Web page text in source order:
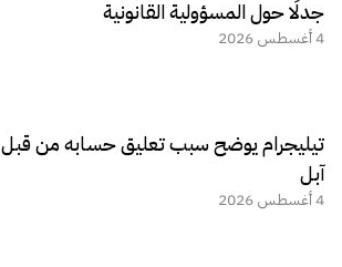
جدلًا حول المسؤولية القانونية
4 أغسطس 2026
تيليجرام يوضح سبب تعليق حسابه من قبل
آبل
4 أغسطس 2026